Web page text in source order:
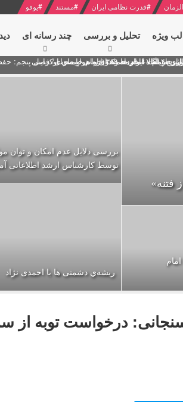
#قدرت نظامی ایران #مستند #یوفو
ویژه تحلیل و بررسی چند رسانه ای
اطلاعات مصر درباره هواپیمای اوکراینی
از نگاه امام خامنه ای
به ملت ایران + نکته خوانی و صوت
بررسی دلایل عدم امکان و توان
توسط کارشناس ارشد اطلاعاتی
ریشه‌ي دشمنی ها با احمدی نژاد
درخواست‌ توبه از